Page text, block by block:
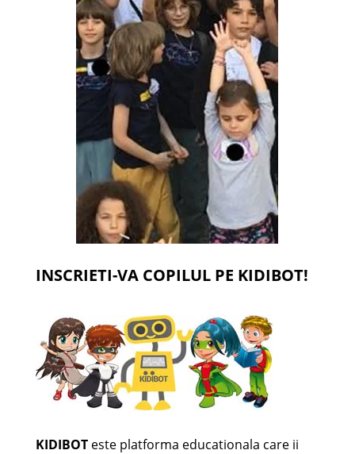
INSCRIETI-VA COPILUL PE KIDIBOT!
KIDIBOTeste platforma educationala care ii